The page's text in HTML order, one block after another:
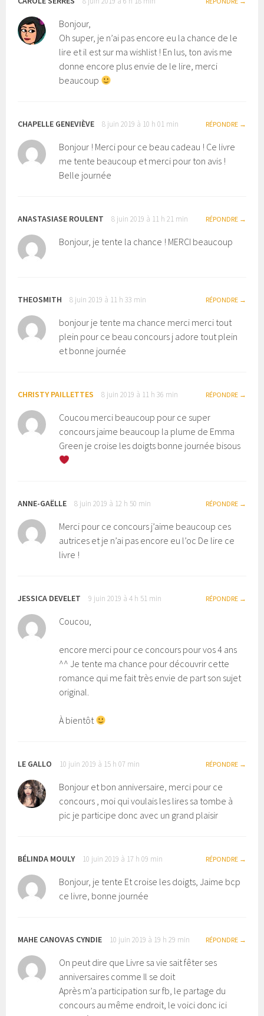
Bonjour,
Oh super, je n’ai pas encore eu la chance de le
lire et il est sur ma wishlist ! En lus, ton avis me
donne encore plus envie de le lire, merci
beaucoup
CHAPELLE GENEVIÈVE 8 juin 2019 à 10 h 01 min RÉPONDRE
Bonjour ! Merci pour ce beau cadeau ! Ce livre
me tente beaucoup et merci pour ton avis !
Belle journée
ANASTASIASE ROULENT 8 juin 2019 à 11 h 21 min RÉPONDRE
Bonjour, je tente la chance ! MERCI beaucoup
THEOSMITH 8 juin 2019 à 11 h 33 min RÉPONDRE
bonjour je tente ma chance merci merci tout
plein pour ce beau concours j adore tout plein
et bonne journée
CHRISTY PAILLETTES 8 juin 2019 à 11 h 36 min RÉPONDRE
Coucou merci beaucoup pour ce super
concours jaime beaucoup la plume de Emma
Green je croise les doigts bonne journée bisous
ANNE-GAËLLE 8 juin 2019 à 12 h 50 min RÉPONDRE
Merci pour ce concours j’aime beaucoup ces
autrices et je n’ai pas encore eu l’oc De lire ce
livre !
JESSICA DEVELET 9 juin 2019 à 4 h 51 min RÉPONDRE
Coucou,
encore merci pour ce concours pour vos 4 ans
^^ Je tente ma chance pour découvrir cette
romance qui me fait très envie de part son sujet
original.
À bientôt
LE GALLO 10 juin 2019 à 15 h 07 min RÉPONDRE
Bonjour et bon anniversaire, merci pour ce
concours , moi qui voulais les lires sa tombe à
pic je participe donc avec un grand plaisir
BÉLINDA MOULY 10 juin 2019 à 17 h 09 min RÉPONDRE
Bonjour, je tente Et croise les doigts, Jaime bcp
ce livre, bonne journée
MAHE CANOVAS CYNDIE 10 juin 2019 à 19 h 29 min RÉPONDRE
On peut dire que Livre sa vie sait fêter ses
anniversaires comme Il se doit
Après m’a participation sur fb, le partage du
concours au même endroit, le voici donc ici